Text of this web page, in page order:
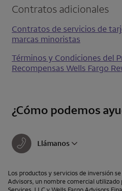
Contratos adicionales
Contratos de servicios de
marcas minoristas
Términos y Condiciones del
Recompensas Wells Fargo
¿Cómo podemos
Llámanos
Los productos y servicios de inversión
Advisors, un nombre comercial utilizado